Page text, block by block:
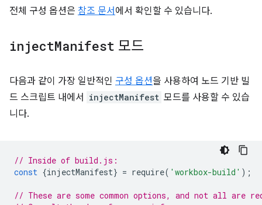
전체 구성 옵션은 참조 문서 에서 확인할 수 있습니다.
injectManifest 모드
다음과 같이 가장 일반적인 구성 옵션을 사용하여 노드 기반 빌
드 스크립트 내에서
injectManifest 모드를 사용할 수 있습
니다.
// Inside of build.js:
const {injectManifest} = require( 'workbox-build' );
// These are some common options, and not all are